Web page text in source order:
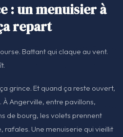
: un menuisier à
repart
Battant qui claque au vent.
grince. Et quand ça reste ouvert,
À Angerville, entre pavillons,
de bourg, les volets prennent
rafales. Une menuiserie qui vieillit